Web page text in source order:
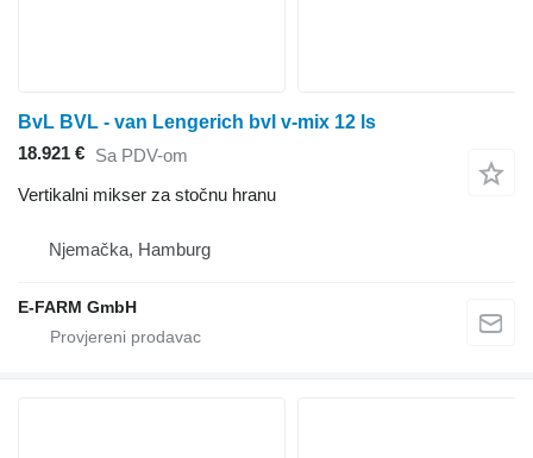
BvL BVL - van Lengerich bvl v-mix 12 ls
18.921 € Sa PDV-om
Vertikalni mikser za stočnu hranu
Njemačka, Hamburg
E-FARM GmbH